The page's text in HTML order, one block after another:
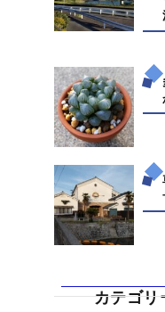
カテゴリ